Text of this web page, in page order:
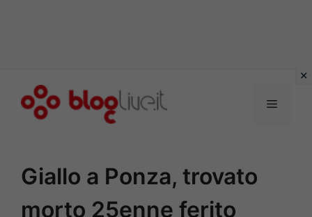
Menu
Giallo a Ponza, trovato
morto 25enne ferito